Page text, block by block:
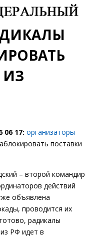
ИЗ
06 17: организаторы
поставки
– второй командир
действий
объявлена
проводится их
радикалы
РФ идет в